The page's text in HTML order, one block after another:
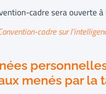
cadre sera ouverte
cadre sur
menés par la